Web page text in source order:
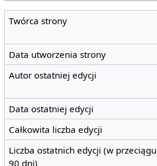
Twórca strony
Data utworzenia strony
Autor ostatniej edycji
Data ostatniej edycji
Całkowita liczba edycji
Liczba ostatnich edycji (w przeciągu
90 dni)